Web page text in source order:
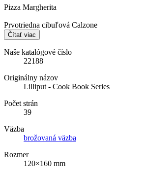
Pizza Margherita
Prvotriedna cibuľová Calzone
Čítať viac
Naše katalógové číslo
22188
Originálny názov
Lilliput - Cook Book Series
Počet strán
39
Väzba
brožovaná väzba
Rozmer
120×160 mm